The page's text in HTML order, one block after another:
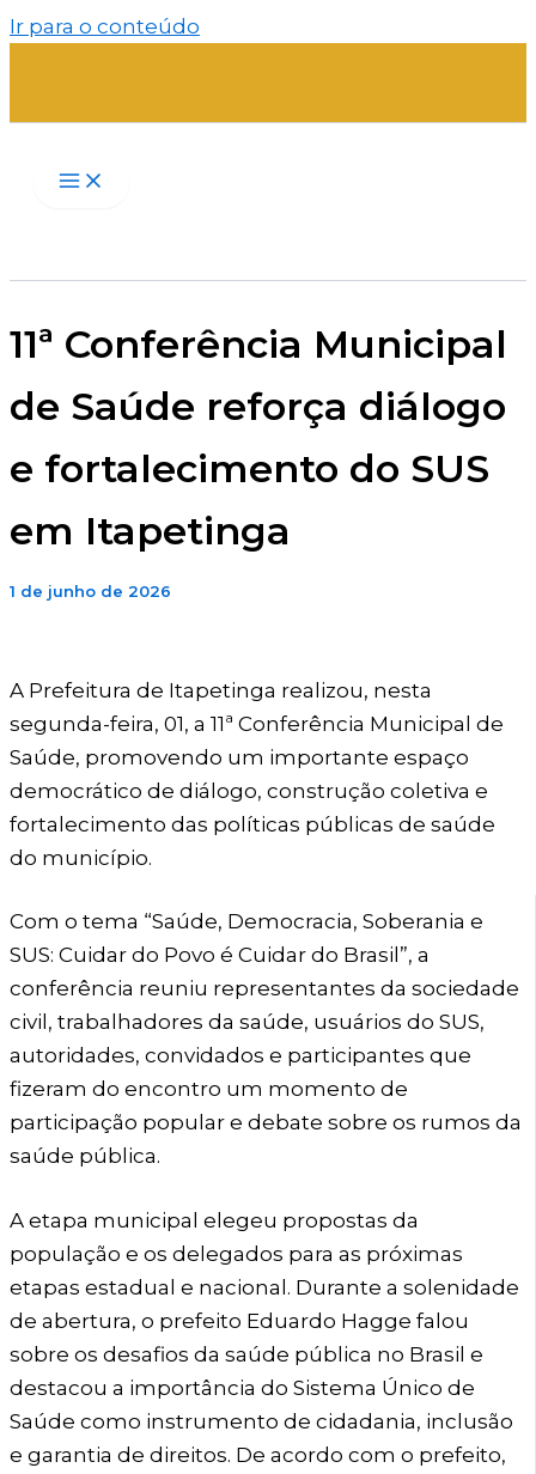
Ir para o conteúdo
11ª Conferência Municipal
de Saúde reforça diálogo
e fortalecimento do SUS
em Itapetinga
1 de junho de 2026
A Prefeitura de Itapetinga realizou, nesta
segunda-feira, 01, a 11ª Conferência Municipal de
Saúde, promovendo um importante espaço
democrático de diálogo, construção coletiva e
fortalecimento das políticas públicas de saúde
do município.
Com o tema “Saúde, Democracia, Soberania e
SUS: Cuidar do Povo é Cuidar do Brasil”, a
conferência reuniu representantes da sociedade
civil, trabalhadores da saúde, usuários do SUS,
autoridades, convidados e participantes que
fizeram do encontro um momento de
participação popular e debate sobre os rumos da
saúde pública.
A etapa municipal elegeu propostas da
população e os delegados para as próximas
etapas estadual e nacional. Durante a solenidade
de abertura, o prefeito Eduardo Hagge falou
sobre os desafios da saúde pública no Brasil e
destacou a importância do Sistema Único de
Saúde como instrumento de cidadania, inclusão
e garantia de direitos. De acordo com o prefeito,